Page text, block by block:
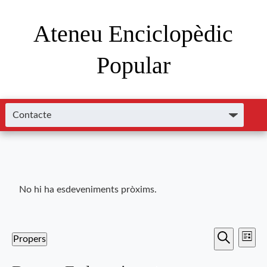
Ateneu Enciclopèdic
Popular
No hi ha esdeveniments pròxims.
Cerca de
Llista
Propers